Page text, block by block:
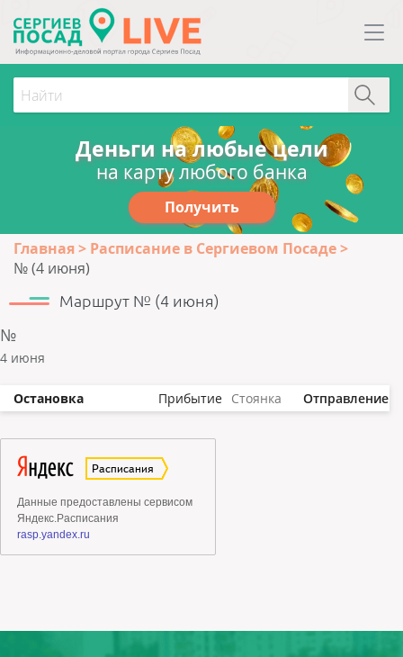
Деньги на любые цели
на карту любого банка
Получить
Главная
Расписание в Сергиевом Посаде
№ (4 июня)
Маршрут № (4 июня)
№
4 июня
Остановка Прибытие Стоянка Отправление